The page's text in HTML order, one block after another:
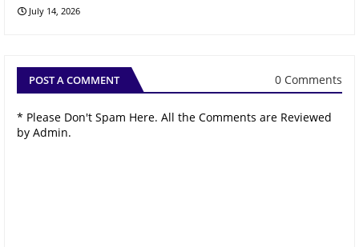
July 14, 2026
POST A COMMENT 0 Comments
* Please Don't Spam Here. All the Comments are Reviewed
by Admin.